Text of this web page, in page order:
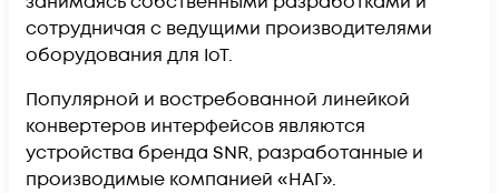
сотрудничая с ведущими производителями
оборудования для IoT.
Популярной и востребованной линейкой
конвертеров интерфейсов являются
устройства бренда SNR, разработанные и
производимые компанией «НАГ».